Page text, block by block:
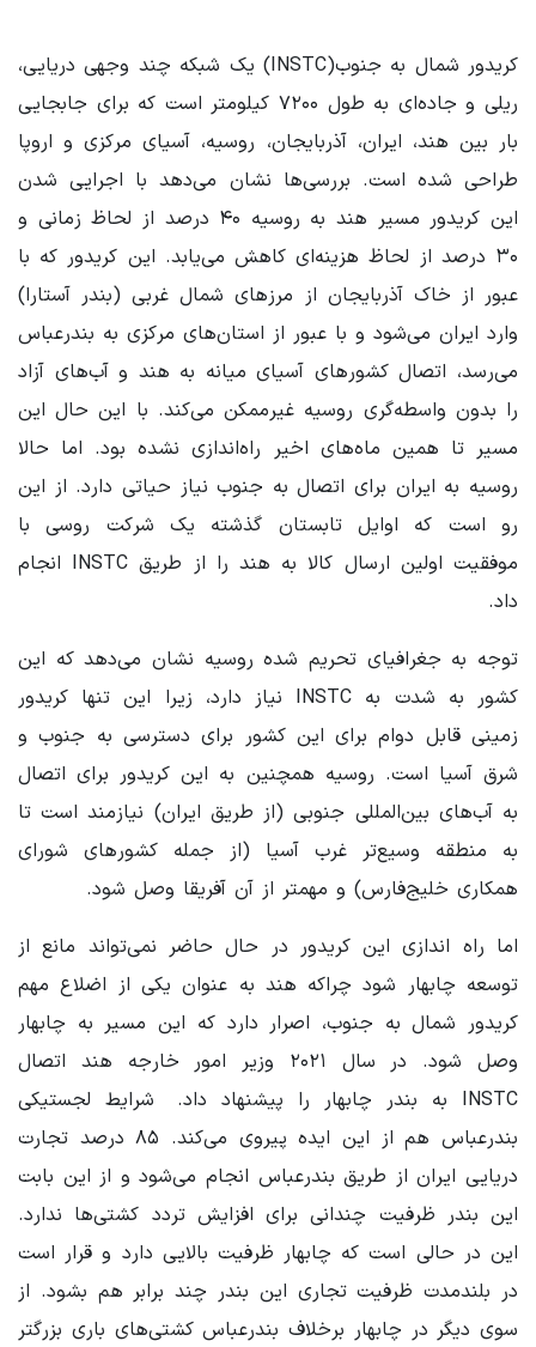
کریدور شمال به جنوب(INSTC) یک شبکه چند وجهی دریایی،
ریلی و جاده‌ای به طول ۷۲۰۰ کیلومتر است که برای جابجایی
بار بین هند، ایران، آذربایجان، روسیه، آسیای مرکزی و اروپا
طراحی شده است. بررسی‌ها نشان می‌دهد با اجرایی شدن
این کریدور مسیر هند به روسیه ۴۰ درصد از لحاظ زمانی و
۳۰ درصد از لحاظ هزینه‌ای کاهش می‌یابد. این کریدور که با
عبور از خاک آذربایجان از مرزهای شمال غربی (بندر آستارا)
وارد ایران می‌شود و با عبور از استان‌های مرکزی به بندرعباس
می‌رسد، اتصال کشورهای آسیای میانه به هند و آب‌های آزاد
را بدون واسطه‌گری روسیه غیرممکن می‌کند. با این حال این
مسیر تا همین ماه‌های اخیر راه‌اندازی نشده بود. اما حالا
روسیه به ایران برای اتصال به جنوب نیاز حیاتی دارد. از این
رو است که اوایل تابستان گذشته یک شرکت روسی با
موفقیت اولین ارسال کالا به هند را از طریق INSTC انجام
داد.
توجه به جغرافیای تحریم شده روسیه نشان می‌دهد که این
کشور به شدت به INSTC نیاز دارد، زیرا این تنها کریدور
زمینی قابل دوام برای این کشور برای دسترسی به جنوب و
شرق آسیا است. روسیه همچنین به این کریدور برای اتصال
به آب‌های بین‌المللی جنوبی (از طریق ایران) نیازمند است تا
به منطقه وسیع‌تر غرب آسیا (از جمله کشورهای شورای
همکاری خلیج‌فارس) و مهمتر از آن آفریقا وصل شود.
اما راه اندازی این کریدور در حال حاضر نمی‌تواند مانع از
توسعه چابهار شود چراکه هند به عنوان یکی از اضلاع مهم
کریدور شمال به جنوب، اصرار دارد که این مسیر به چابهار
وصل شود. در سال ۲۰۲۱ وزیر امور خارجه هند اتصال
INSTC به بندر چابهار را پیشنهاد داد. شرایط لجستیکی
بندرعباس هم از این ایده پیروی می‌کند. ۸۵ درصد تجارت
دریایی ایران از طریق بندرعباس انجام می‌شود و از این بابت
این بندر ظرفیت چندانی برای افزایش تردد کشتی‌ها ندارد.
این در حالی است که چابهار ظرفیت بالایی دارد و قرار است
در بلندمدت ظرفیت تجاری این بندر چند برابر هم بشود. از
سوی دیگر در چابهار برخلاف بندرعباس کشتی‌های باری بزرگتر